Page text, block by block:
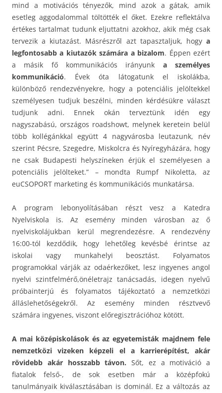
mind a motivációs tényezők, mind azok a gátak, amik
esetleg aggodalommal töltötték el őket. Ezekre reflektálva
értékes tartalmat tudunk eljuttatni azokhoz, akik még csak
tervezik a kiutazást. Másrészről azt tapasztaljuk, hogy a
legfontosabb a kiutazók számára a bizalom. Éppen ezért
a másik fő kommunikációs irányunk a személyes
kommunikáció. Évek óta látogatunk el iskolákba,
különböző rendezvényekre, hogy a potenciális jelöltekkel
személyesen tudjuk beszélni, minden kérdésükre választ
tudjunk adni. Ennek okán terveztünk idén egy
nagyszabású, országos roadshowt, melynek keretein belül
több kollégánkkal együtt 4 nagyvárosba leutazunk, név
szerint Pécsre, Szegedre, Miskolcra és Nyíregyházára, hogy
ne csak Budapesti helyszíneken érjük el személyesen a
potenciális jelölteket.” – mondta Rumpf Nikoletta, az
euCSOPORT marketing és kommunikációs munkatársa.
A program lebonyolításában részt vesz a Katedra
Nyelviskola is. Az esemény minden városban az ő
nyelviskolájukban kerül megrendezésre. A rendezvény
16:00-tól kezdődik, hogy lehetőleg kevésbé érintse az
iskolai vagy munkahelyi beosztást. Folyamatos
programokkal várják az odaérkezőket, lesz ingyenes angol
nyelvi szintfelmérő,önéletrajz tanácsadás, idegen nyelvű
próbainterjú és folyamatos tájékoztató a nemzetközi
álláslehetőségekről. Az esemény minden résztvevő
számára ingyenes, viszont előregisztrációhoz kötött.
A mai középiskolások és az egyetemisták majdnem fele
nemzetközi vizeken képzeli el a karrierépítést, akár
rövidebb akár hosszabb távon. Sőt, ez a motiváció a
fiatalok felső-, de sok esetben már a középfokú
tanulmányaik kiválasztásában is dominál. Ez a változás az